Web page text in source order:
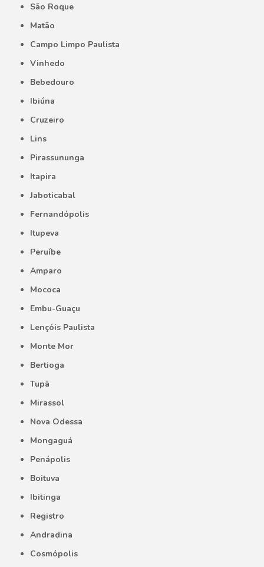
São Roque
Matão
Campo Limpo Paulista
Vinhedo
Bebedouro
Ibiúna
Cruzeiro
Lins
Pirassununga
Itapira
Jaboticabal
Fernandópolis
Itupeva
Peruíbe
Amparo
Mococa
Embu-Guaçu
Lençóis Paulista
Monte Mor
Bertioga
Tupã
Mirassol
Nova Odessa
Mongaguá
Penápolis
Boituva
Ibitinga
Registro
Andradina
Cosmópolis